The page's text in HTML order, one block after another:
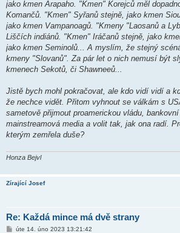
jako kmen Arapaho. "Kmen" Korejců měl
Komančů. "Kmen" Syřanů stejně, jako kmen
jako kmen Vampanoagů. "Kmeny "Laosanů a
Liščích indiánů. "Kmen" Iráčanů stejně, jako
jako kmen Seminolů... A myslím, že stejný
kmeny "Slovanů". Za pár let o nich nemusí být
kmenech Sekotů, či Shawneeů...
Jistě bych mohl pokračovat, ale kdo vidí vidí a
že nechce vidět. Přitom vyhnout se válkám s
sametově přijmout proamerickou vládu,
mainstreamová media a volit tak, jak ona radí.
kterým zemřela duše?
Honza Bejvl
Zírající Josef
Re: Každá mince má dvě strany
Púte 14. úno 2023 13:21:42